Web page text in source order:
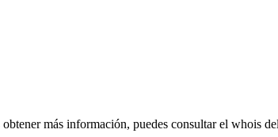
obtener más información, puedes consultar el whois